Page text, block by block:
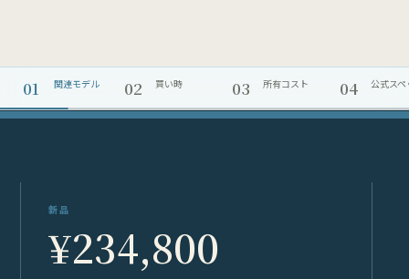
01 関連モデル 02 買い時 03 所有コスト 04 公式スペ
新品
¥234,800